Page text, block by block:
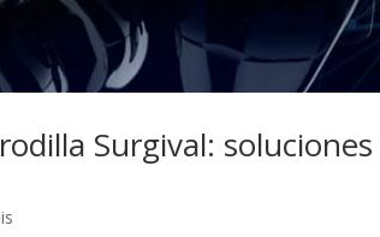
Surgival: